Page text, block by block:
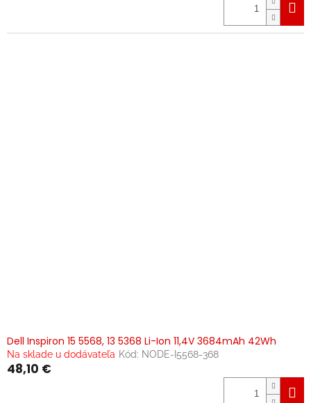
Dell Inspiron 15 5568, 13 5368 Li-Ion 11,4V 3684mAh 42Wh
Na sklade u dodávateľa Kód: NODE-I5568-368
48,10 €